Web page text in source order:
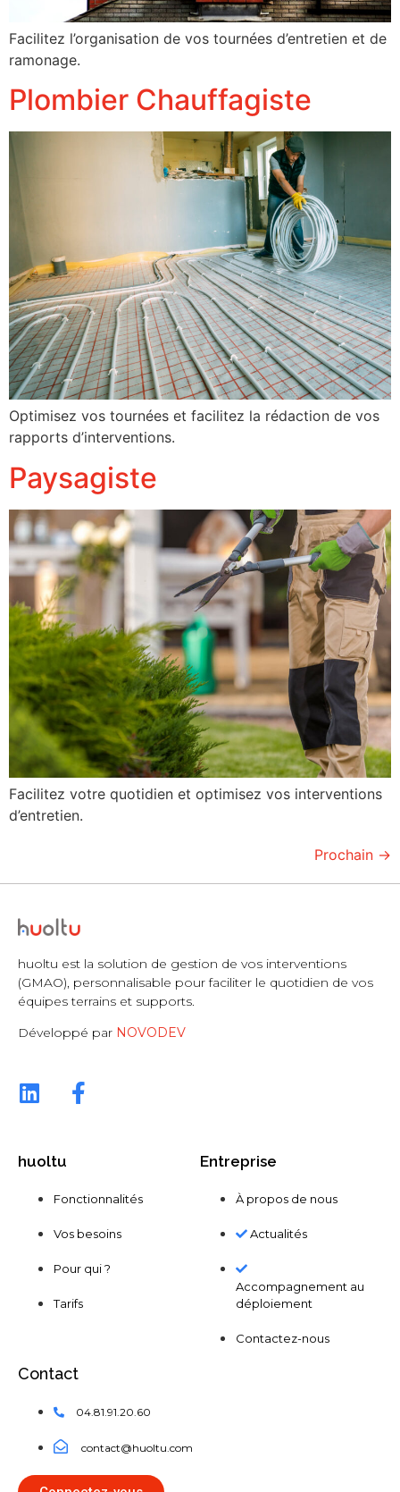
Facilitez l’organisation de vos tournées d’entretien et de
ramonage.
Plombier Chauffagiste
Optimisez vos tournées et facilitez la rédaction de vos
rapports d’interventions.
Paysagiste
Facilitez votre quotidien et optimisez vos interventions
d’entretien.
Prochain →
huoltu est la solution de gestion de vos interventions
(GMAO), personnalisable pour faciliter le quotidien de vos
équipes terrains et supports.
Développé par NOVODEV
huoltu
Fonctionnalités
Vos besoins
Pour qui ?
Tarifs
Entreprise
À propos de nous
Actualités
Accompagnement au
déploiement
Contactez-nous
Contact
04.81.91.20.60
contact@huoltu.com​